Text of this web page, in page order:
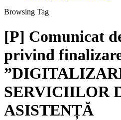
Browsing Tag
[P] Comunicat
privind
SERVICIILOR
ASISTENȚĂ